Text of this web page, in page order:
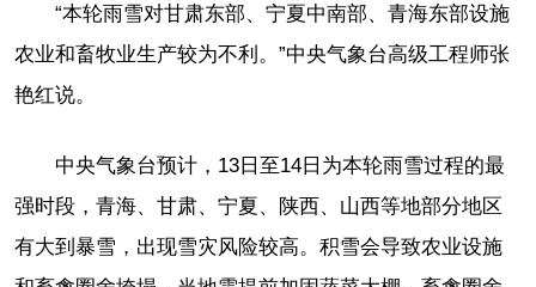
“本轮雨雪对甘肃东部、宁夏中南部、青海东部设施
农业和畜牧业生产较为不利。”中央气象台高级工程师张
艳红说。
中央气象台预计，13日至14日为本轮雨雪过程的最
强时段，青海、甘肃、宁夏、陕西、山西等地部分地区
有大到暴雪，出现雪灾风险较高。积雪会导致农业设施